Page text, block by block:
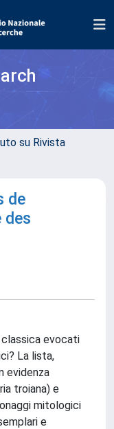
su Rivista
de
des
evocati
La lista,
evidenza
troiana) e
mitologici
e